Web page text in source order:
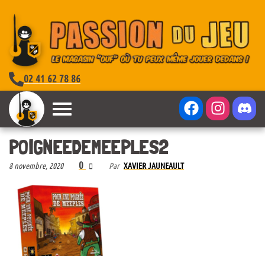
02 41 62 78 86
POIGNEEDEMEEPLES2
8 novembre, 2020 0 Par XAVIER JAUNEAULT